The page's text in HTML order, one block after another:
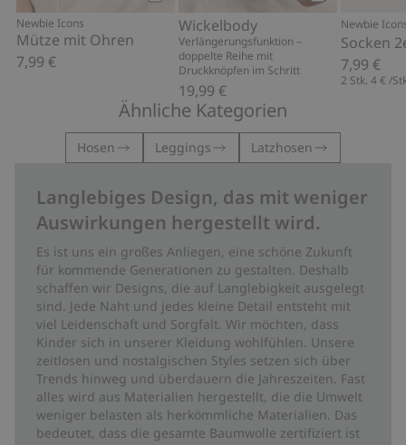
Kaufen
Newbie Icons
Mütze mit Ohren
7,99 €
Kaufen
Wickelbody
Verlängerungsfunktion –
doppelte Reihe mit
Druckknöpfen im Schritt
19,99 €
Newbie
Socken
7,99 €
2 Stk.4 € /
Ähnliche Kategorien
Hosen Leggings Latzhosen
Langlebiges Design, das mit weniger
Auswirkungen hergestellt wird.
Es ist uns ein großes Anliegen, eine schöne Zukunft
für kommende Generationen zu gestalten. Deshalb
schaffen wir Designs, die auf Langlebigkeit ausgelegt
sind. Jede Naht und jedes kleine Detail entsteht mit
viel Leidenschaft und Sorgfalt. Wir möchten, dass
Kinder sich in unserer Kleidung wohlfühlen. Unsere
zeitlosen und nostalgischen Styles setzen sich über
Trends hinweg und überdauern die Jahreszeiten. Fast
alles wird aus Materialien hergestellt, die die Umwelt
weniger belasten als herkömmliche Materialien. Das
bedeutet, dass die gesamte Baumwolle zertifiziert ist